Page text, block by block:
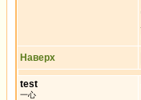
Наверх
test
一心